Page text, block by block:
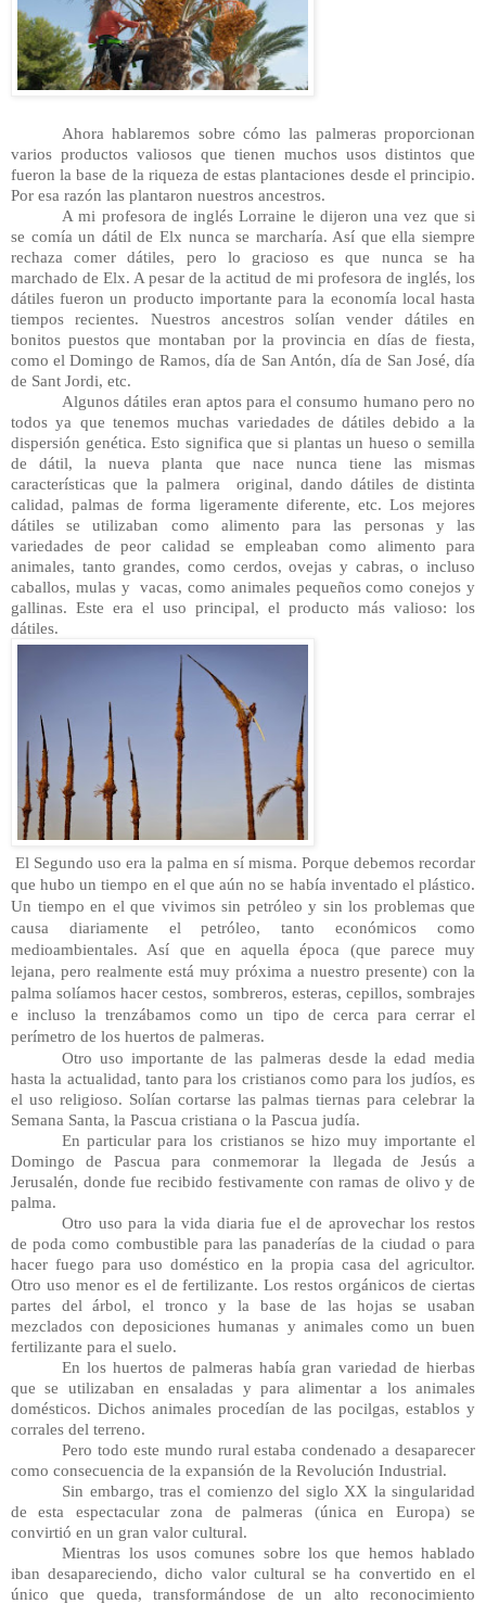
Ahora hablaremos sobre cómo las palmeras proporcionan
varios productos valiosos que tienen muchos usos distintos que
fueron la base de la riqueza de estas plantaciones desde el principio.
Por esa razón las plantaron nuestros ancestros.
A mi profesora de inglés Lorraine le dijeron una vez que si
se comía un dátil de Elx nunca se marcharía. Así que ella siempre
rechaza comer dátiles, pero lo gracioso es que nunca se ha
marchado de Elx. A pesar de la actitud de mi profesora de inglés, los
dátiles fueron un producto importante para la economía local hasta
tiempos recientes. Nuestros ancestros solían vender dátiles en
bonitos puestos que montaban por la provincia en días de fiesta,
como el Domingo de Ramos, día de San Antón, día de San José, día
de Sant Jordi, etc.
Algunos dátiles eran aptos para el consumo humano pero no
todos ya que tenemos muchas variedades de dátiles debido a la
dispersión genética. Esto significa que si plantas un hueso o semilla
de dátil, la nueva planta que nace nunca tiene las mismas
características que la palmera  original, dando dátiles de distinta
calidad, palmas de forma ligeramente diferente, etc. Los mejores
dátiles se utilizaban como alimento para las personas y las
variedades de peor calidad se empleaban como alimento para
animales, tanto grandes, como cerdos, ovejas y cabras, o incluso
caballos, mulas y  vacas, como animales pequeños como conejos y
gallinas. Este era el uso principal, el producto más valioso: los
dátiles.
El Segundo uso era la palma en sí misma. Porque debemos recordar
que hubo un tiempo en el que aún no se había inventado el plástico.
Un tiempo en el que vivimos sin petróleo y sin los problemas que
causa diariamente el petróleo, tanto económicos como
medioambientales. Así que en aquella época (que parece muy
lejana, pero realmente está muy próxima a nuestro presente) con la
palma solíamos hacer cestos, sombreros, esteras, cepillos, sombrajes
e incluso la trenzábamos como un tipo de cerca para cerrar el
perímetro de los huertos de palmeras.
Otro uso importante de las palmeras desde la edad media
hasta la actualidad, tanto para los cristianos como para los judíos, es
el uso religioso. Solían cortarse las palmas tiernas para celebrar la
Semana Santa, la Pascua cristiana o la Pascua judía.
En particular para los cristianos se hizo muy importante el
Domingo de Pascua para conmemorar la llegada de Jesús a
Jerusalén, donde fue recibido festivamente con ramas de olivo y de
palma.
Otro uso para la vida diaria fue el de aprovechar los restos
de poda como combustible para las panaderías de la ciudad o para
hacer fuego para uso doméstico en la propia casa del agricultor.
Otro uso menor es el de fertilizante. Los restos orgánicos de ciertas
partes del árbol, el tronco y la base de las hojas se usaban
mezclados con deposiciones humanas y animales como un buen
fertilizante para el suelo.
En los huertos de palmeras había gran variedad de hierbas
que se utilizaban en ensaladas y para alimentar a los animales
domésticos. Dichos animales procedían de las pocilgas, establos y
corrales del terreno.
Pero todo este mundo rural estaba condenado a desaparecer
como consecuencia de la expansión de la Revolución Industrial.
Sin embargo, tras el comienzo del siglo XX la singularidad
de esta espectacular zona de palmeras (única en Europa) se
convirtió en un gran valor cultural.
Mientras los usos comunes sobre los que hemos hablado
iban desapareciendo, dicho valor cultural se ha convertido en el
único que queda, transformándose de un alto reconocimiento